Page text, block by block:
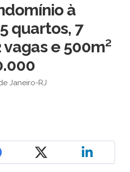
à
quartos, 7
e 500m²
Janeiro-RJ